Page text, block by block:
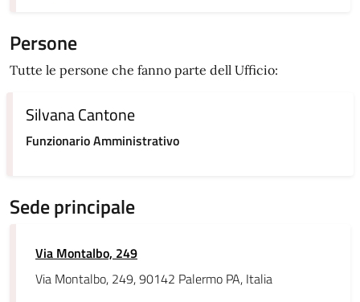
Persone
Tutte le persone che fanno parte dell Ufficio:
Silvana Cantone
Funzionario Amministrativo
Sede principale
Via Montalbo, 249
Via Montalbo, 249, 90142 Palermo PA, Italia